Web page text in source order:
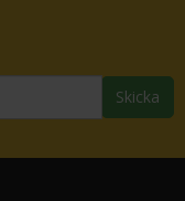
Skicka